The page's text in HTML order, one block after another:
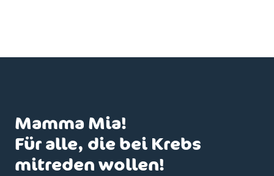
Mamma Mia!
Für alle, die bei Krebs
mitreden wollen!